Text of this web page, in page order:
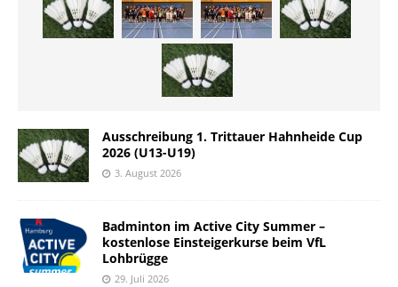
Ausschreibung 1. Trittauer Hahnheide Cup
2026 (U13-U19)
3. August 2026
Badminton im Active City Summer –
kostenlose Einsteigerkurse beim VfL
Lohbrügge
29. Juli 2026